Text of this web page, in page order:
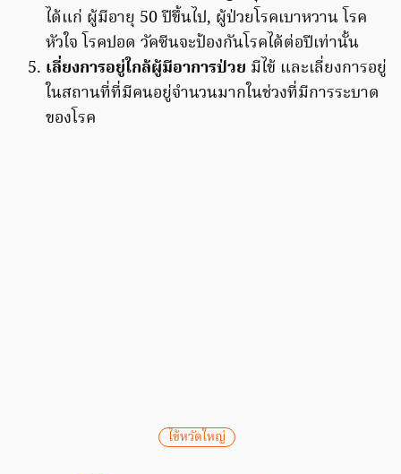
ได้แก่ ผู้มีอายุ 50 ปีขึ้นไป, ผู้ป่วยโรคเบาหวาน โรค
หัวใจ โรคปอด วัคซีนจะป้องกันโรคได้ต่อปีเท่านั้น
เลี่ยงการอยู่ใกล้ผู้มีอาการป่วย มีไข้ และเลี่ยงการอยู่
ในสถานที่ที่มีคนอยู่จำนวนมากในช่วงที่มีการระบาด
ของโรค
ไข้หวัดใหญ่